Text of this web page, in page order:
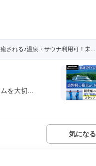
される♪温泉・サウナ利用可！未...
を大切...
気になる